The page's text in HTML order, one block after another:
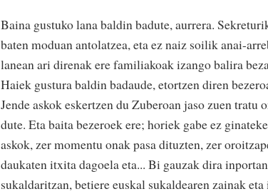
Baina gustuko lana baldin badute, aurrera.
baten moduan antolatzea, eta ez naiz soilik anai-
lanean ari direnak ere familiakoak izango balira
Haiek gustura baldin badaude, etortzen diren
Jende askok eskertzen du Zuberoan jaso zuen tratu
dute. Eta baita bezeroek ere; horiek gabe ez
askok, zer momentu onak pasa dituzten, zer
daukaten itxita dagoela eta... Bi gauzak dira
sukaldaritzan, betiere euskal sukaldearen zainak